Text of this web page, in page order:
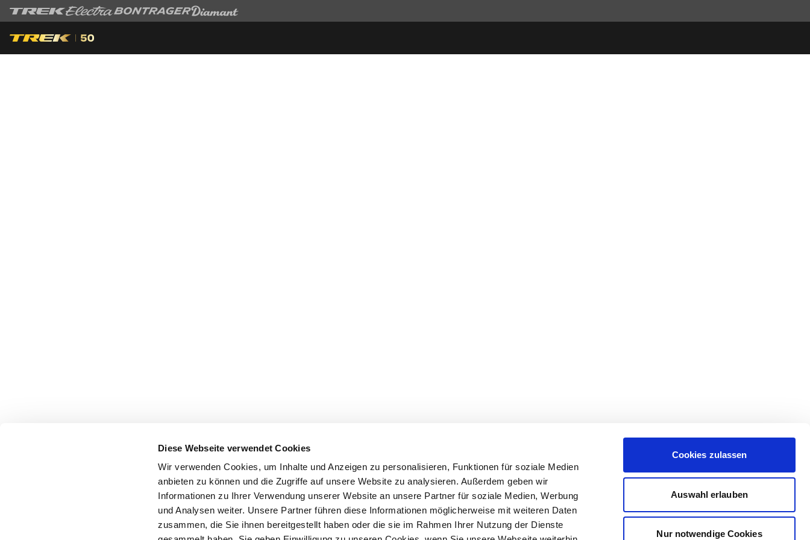
Diese Webseite verwendet Cookies
Wir verwenden Cookies, um Inhalte und Anzeigen zu personalisieren, Funktionen für soziale Medien
anbieten zu können und die Zugriffe auf unsere Website zu analysieren. Außerdem geben wir
Informationen zu Ihrer Verwendung unserer Website an unsere Partner für soziale Medien, Werbung
und Analysen weiter. Unsere Partner führen diese Informationen möglicherweise mit weiteren Daten
zusammen, die Sie ihnen bereitgestellt haben oder die sie im Rahmen Ihrer Nutzung der Dienste
Cookies zulassen
Auswahl erlauben
Nur notwendige Cookies